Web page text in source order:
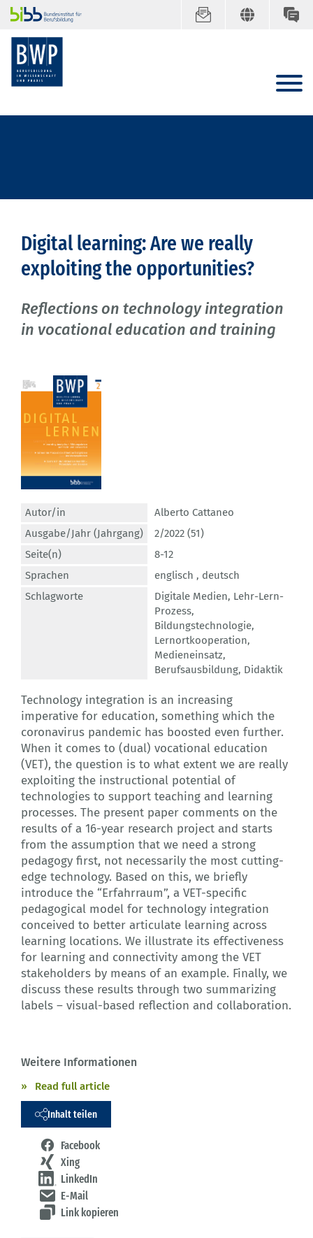
Digital learning: Are we really
exploiting the opportunities?
Reflections on technology integration
in vocational education and training
Autor/in
Alberto Cattaneo
Ausgabe/Jahr (Jahrgang)
2/2022 (51)
Seite(n)
8-12
Sprachen
englisch , deutsch
Schlagworte
Digitale Medien, Lehr-Lern-
Prozess,
Bildungstechnologie,
Lernortkooperation,
Medieneinsatz,
Berufsausbildung, Didaktik
Technology integration is an increasing
imperative for education, something which the
coronavirus pandemic has boosted even further.
When it comes to (dual) vocational education
(VET), the question is to what extent we are really
exploiting the instructional potential of
technologies to support teaching and learning
processes. The present paper comments on the
results of a 16-year research project and starts
from the assumption that we need a strong
pedagogy first, not necessarily the most cutting-
edge technology. Based on this, we briefly
introduce the “Erfahrraum”, a VET-specific
pedagogical model for technology integration
conceived to better articulate learning across
learning locations. We illustrate its effectiveness
for learning and connectivity among the VET
stakeholders by means of an example. Finally, we
discuss these results through two summarizing
labels – visual-based reflection and collaboration.
Weitere Informationen
Read full article
Inhalt teilen
Facebook
Xing
LinkedIn
E-Mail
Link kopieren